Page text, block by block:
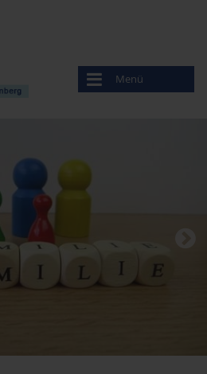
Menü
und Forsten